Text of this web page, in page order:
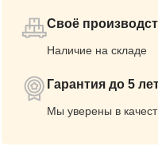
Своё
Наличие на складе
Гарантия до 5
Мы уверены в